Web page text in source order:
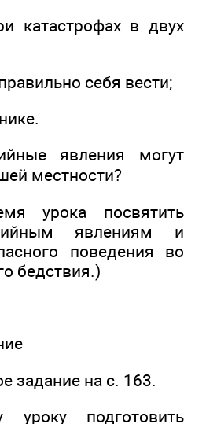
катастрофах в двух
себя вести;
явления могут
местности?
урока посвятить
явлениям и
поведения во
бедствия.)
задание на с. 163.
подготовить